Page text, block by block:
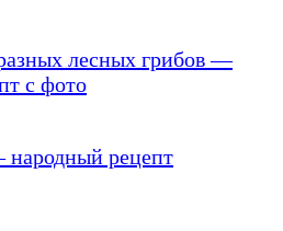
лесных грибов —
с фото
народный рецепт